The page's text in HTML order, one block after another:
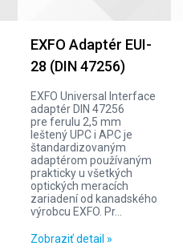
EXFO Adaptér EUI-
28 (DIN 47256)
EXFO Universal Interface
adaptér DIN 47256
pre ferulu 2,5 mm
leštený UPC i APC je
štandardizovaným
adaptérom používaným
prakticky u všetkých
optických meracích
zariadení od kanadského
výrobcu EXFO. Pr...
Zobraziť detail »